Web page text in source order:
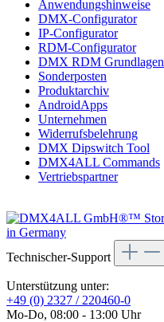
Anwendungshinweise
DMX-Configurator
IP-Configurator
RDM-Configurator
DMX RDM Grundlagen
Sonderposten
Produktarchiv
AndroidApps
Unternehmen
Widerrufsbelehrung
DMX Dipswitch Tool
DMX4ALL Commands
Vertriebspartner
Technischer-Support
Unterstützung unter:
+49 (0) 2327 / 220460-0
Mo-Do, 08:00 - 13:00 Uhr